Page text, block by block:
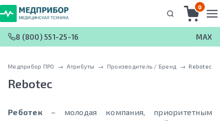
0
8 (800) 551-25-16 MAX
Медприбор ПРО → Атрибуты → Производитель / Бренд → Rebotec
Rebotec
Реботек– молодая компания, приоритетным